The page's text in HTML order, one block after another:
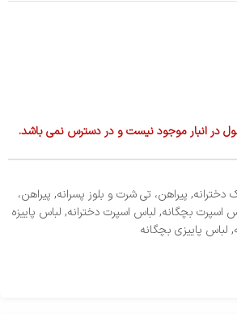
در انبار موجود نیست و در دسترس نمی باشد.
دخترانه, پیراهن، تی شرت و بلوز پسرانه, پیراهن،
اسپرت بچگانه, لباس اسپرت دخترانه, لباس پاییزه
, لباس پاییزی بچگانه